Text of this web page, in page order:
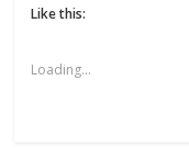
Like this:
Loading...